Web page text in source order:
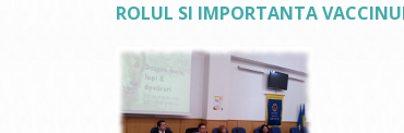
ROLUL SI IMPORTANTA